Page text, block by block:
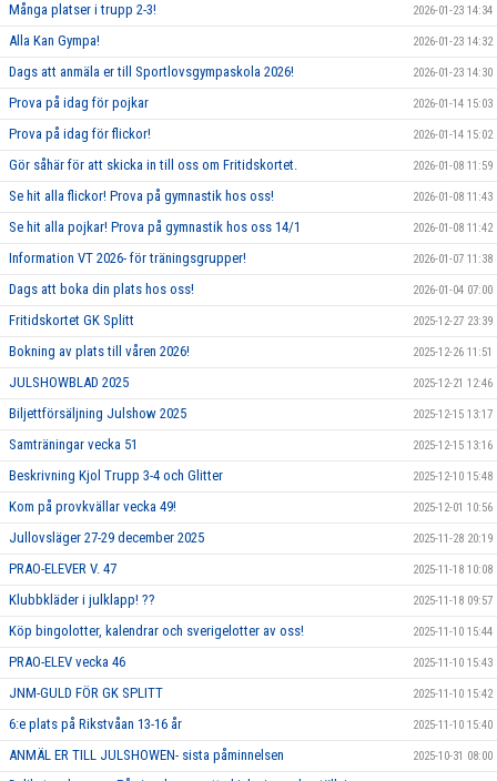
Många platser i trupp 2-3! 2026-01-23 14:34
Alla Kan Gympa! 2026-01-23 14:32
Dags att anmäla er till Sportlovsgympaskola 2026! 2026-01-23 14:30
Prova på idag för pojkar 2026-01-14 15:03
Prova på idag för flickor! 2026-01-14 15:02
Gör såhär för att skicka in till oss om Fritidskortet. 2026-01-08 11:59
Se hit alla flickor! Prova på gymnastik hos oss! 2026-01-08 11:43
Se hit alla pojkar! Prova på gymnastik hos oss 14/1 2026-01-08 11:42
Information VT 2026- för träningsgrupper! 2026-01-07 11:38
Dags att boka din plats hos oss! 2026-01-04 07:00
Fritidskortet GK Splitt 2025-12-27 23:39
Bokning av plats till våren 2026! 2025-12-26 11:51
JULSHOWBLAD 2025 2025-12-21 12:46
Biljettförsäljning Julshow 2025 2025-12-15 13:17
Samträningar vecka 51 2025-12-15 13:16
Beskrivning Kjol Trupp 3-4 och Glitter 2025-12-10 15:48
Kom på provkvällar vecka 49! 2025-12-01 10:56
Jullovsläger 27-29 december 2025 2025-11-28 20:19
PRAO-ELEVER V. 47 2025-11-18 10:08
Klubbkläder i julklapp! ?? 2025-11-18 09:57
Köp bingolotter, kalendrar och sverigelotter av oss! 2025-11-10 15:44
PRAO-ELEV vecka 46 2025-11-10 15:43
JNM-GULD FÖR GK SPLITT 2025-11-10 15:42
6:e plats på Rikstvåan 13-16 år 2025-11-10 15:40
ANMÄL ER TILL JULSHOWEN- sista påminnelsen 2025-10-31 08:00